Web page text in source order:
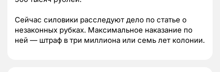
Сейчас силовики расследуют дело по статье о
незаконных рубках. Максимальное наказание по
ней — штраф в три миллиона или семь лет колонии.